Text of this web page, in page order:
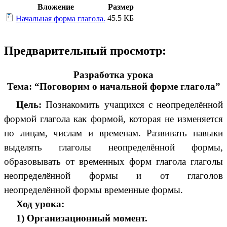
Вложение
Размер
Начальная форма глагола. 45.5 КБ
Предварительный просмотр:
Разработка урока
Тема: “Поговорим о начальной форме глагола”
Цель:Познакомить учащихся с неопределённой
формой глагола как формой, которая не изменяется
по лицам, числам и временам. Развивать навыки
выделять глаголы неопределённой формы,
образовывать от временных форм глагола глаголы
неопределённой формы и от глаголов
неопределённой формы временные формы.
Ход урока:
1) Организационный момент.